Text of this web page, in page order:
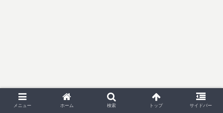
メニュー ホーム 検索 トップ サイドバー